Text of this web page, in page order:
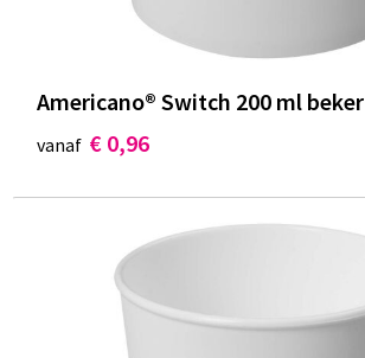
Americano® Switch 200 ml beker
vanaf € 0,96